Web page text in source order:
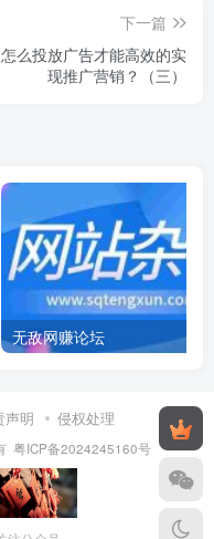
下一篇
怎么投放广告才能高效的实
现推广营销？（三）
无敌网赚论坛
声明 侵权处理
粤ICP备2024245160号